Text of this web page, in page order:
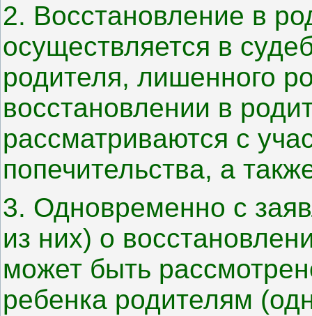
2. Восстановление в
осуществляется в
родителя, лишенного
восстановлении в
рассматриваются с
попечительства, а
3. Одновременно с
из них) о
может быть
ребенка родителям